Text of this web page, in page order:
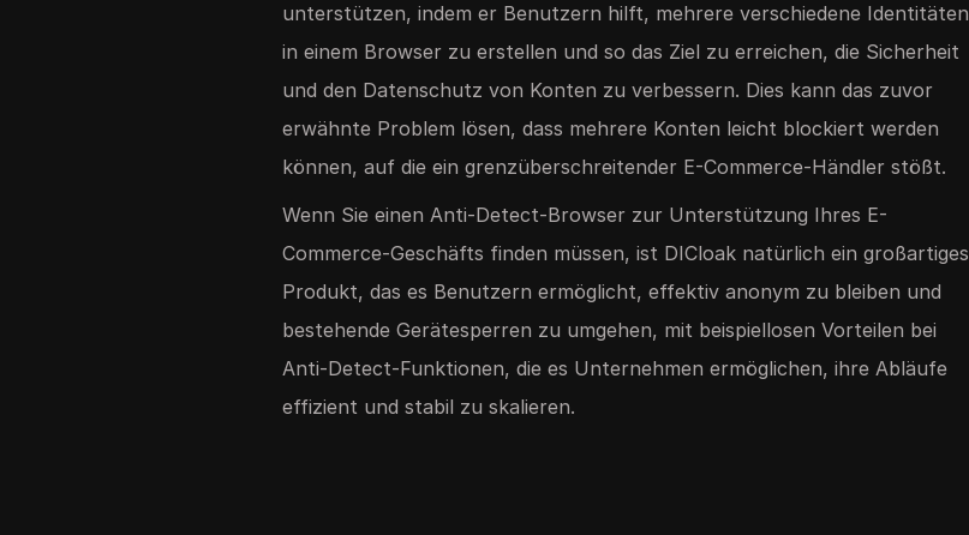
unterstützen, indem er Benutzern hilft, mehrere verschiedene Identitäten
in einem Browser zu erstellen und so das Ziel zu erreichen, die Sicherheit
und den Datenschutz von Konten zu verbessern. Dies kann das zuvor
erwähnte Problem lösen, dass mehrere Konten leicht blockiert werden
können, auf die ein grenzüberschreitender E-Commerce-Händler stößt.
Wenn Sie einen Anti-Detect-Browser zur Unterstützung Ihres E-
Commerce-Geschäfts finden müssen, ist DICloak natürlich ein großartiges
Produkt, das es Benutzern ermöglicht, effektiv anonym zu bleiben und
bestehende Gerätesperren zu umgehen, mit beispiellosen Vorteilen bei
Anti-Detect-Funktionen, die es Unternehmen ermöglichen, ihre Abläufe
effizient und stabil zu skalieren.